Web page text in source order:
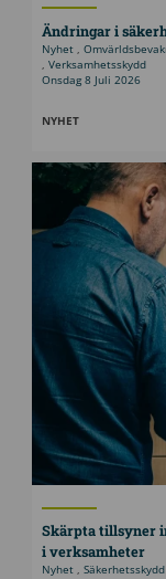
Ändringar i
Nyhet ,
,Verksamhetsskydd
Onsdag 8 Juli 2026
NYHET
Skärpta tillsyner
i verksamheter
Nyhet ,Säkerhetsskydd